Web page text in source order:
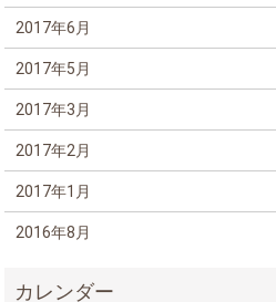
2017年6月
2017年5月
2017年3月
2017年2月
2017年1月
2016年8月